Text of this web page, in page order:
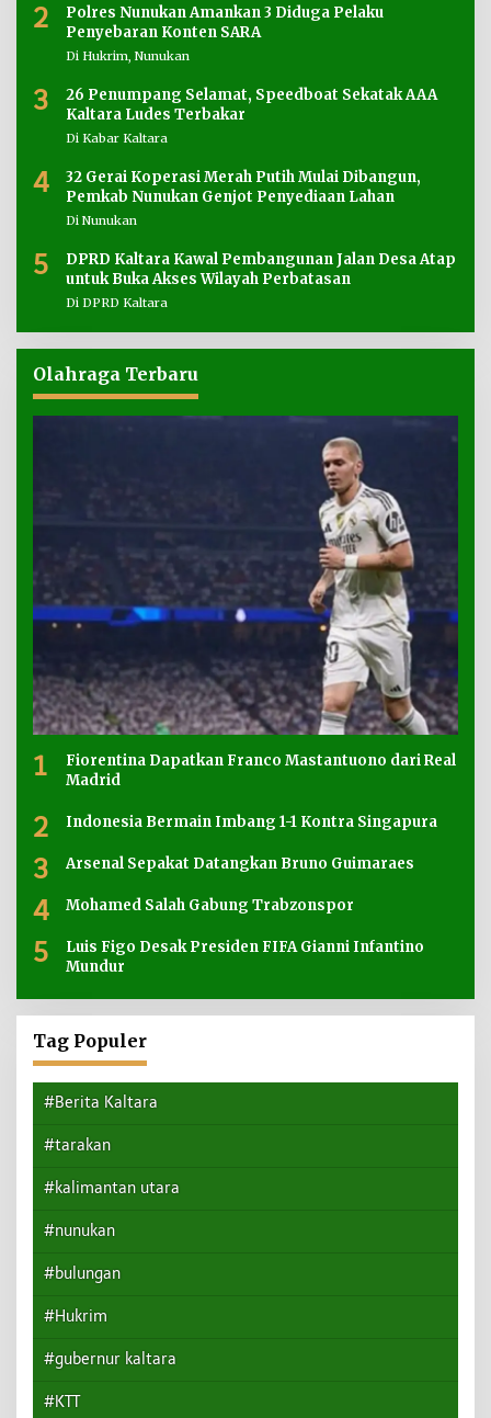
2
Polres Nunukan Amankan 3 Diduga Pelaku
Penyebaran Konten SARA
Di Hukrim, Nunukan
3
26 Penumpang Selamat, Speedboat Sekatak AAA
Kaltara Ludes Terbakar
Di Kabar Kaltara
4
32 Gerai Koperasi Merah Putih Mulai Dibangun,
Pemkab Nunukan Genjot Penyediaan Lahan
Di Nunukan
5
DPRD Kaltara Kawal Pembangunan Jalan Desa Atap
untuk Buka Akses Wilayah Perbatasan
Di DPRD Kaltara
Olahraga Terbaru
1
Fiorentina Dapatkan Franco Mastantuono dari Real
Madrid
2 Indonesia Bermain Imbang 1-1 Kontra Singapura
3 Arsenal Sepakat Datangkan Bruno Guimaraes
4 Mohamed Salah Gabung Trabzonspor
5
Luis Figo Desak Presiden FIFA Gianni Infantino
Mundur
Tag Populer
#Berita Kaltara
#tarakan
#kalimantan utara
#nunukan
#bulungan
#Hukrim
#gubernur kaltara
#KTT